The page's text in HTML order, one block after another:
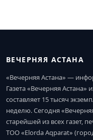
ВЕЧЕРНЯЯ АСТАНА
«Вечерняя Астана» —
Газета «Вечерняя Астана»
составляет 15 тысяч
неделю. Сегодня
старейшей из всех газет,
ТОО «Elorda Aqparat»